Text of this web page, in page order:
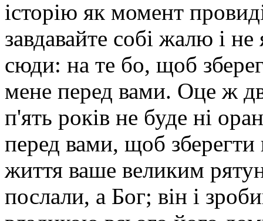
історію як момент
завдавайте собі жалю і
сюди: на те бо, щоб
мене перед вами. Оце ж
п'ять років не буде ні
перед вами, щоб зберегти
життя ваше великим
послали, а Бог; він і